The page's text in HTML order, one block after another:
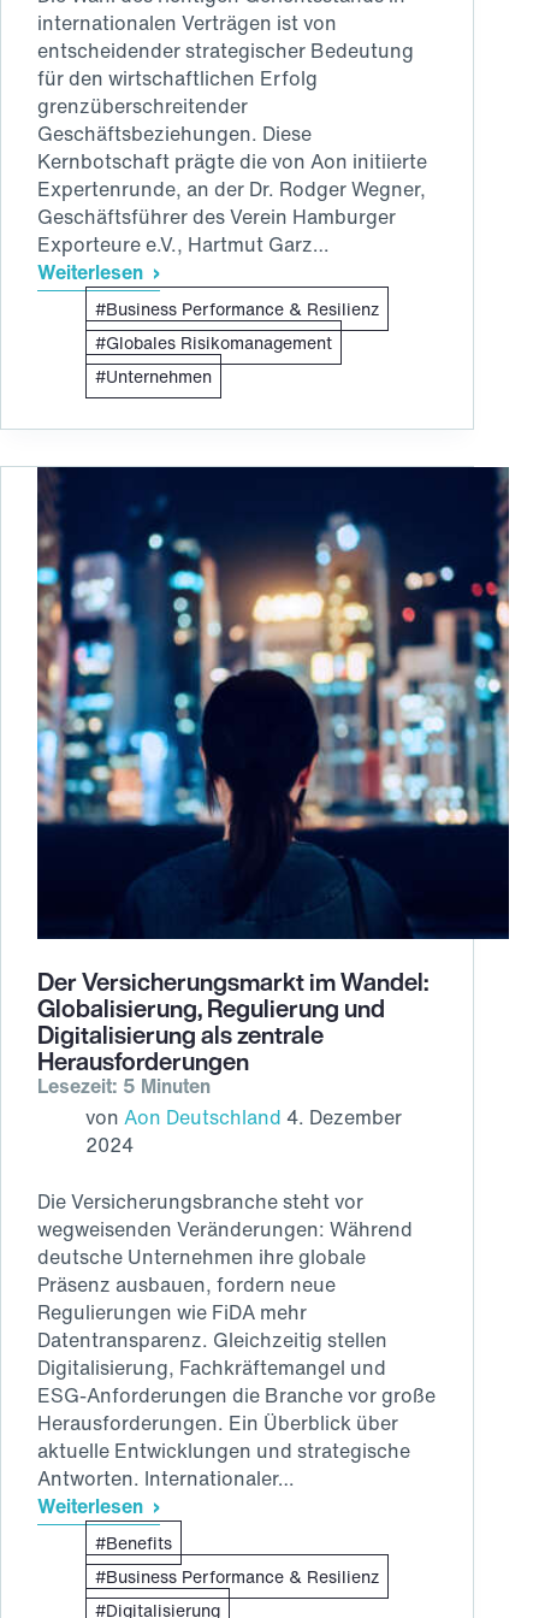
internationalen Verträgen ist von
entscheidender strategischer Bedeutung
für den wirtschaftlichen Erfolg
grenzüberschreitender
Geschäftsbeziehungen. Diese
Kernbotschaft prägte die von Aon initiierte
Expertenrunde, an der Dr. Rodger Wegner,
Geschäftsführer des Verein Hamburger
Exporteure e.V., Hartmut Garz…
Weiterlesen
Global
handeln,
absichern:
Rechtssicherheit
in
Geschäften
Business Performance & Resilienz
Globales Risikomanagement
Unternehmen
Der Versicherungsmarkt im Wandel:
Globalisierung, Regulierung und
Digitalisierung als zentrale
Herausforderungen
Lesezeit: 5 Minuten
von Aon Deutschland 4. Dezember
2024
Die Versicherungsbranche steht vor
wegweisenden Veränderungen: Während
deutsche Unternehmen ihre globale
Präsenz ausbauen, fordern neue
Regulierungen wie FiDA mehr
Datentransparenz. Gleichzeitig stellen
Digitalisierung, Fachkräftemangel und
ESG-Anforderungen die Branche vor große
Herausforderungen. Ein Überblick über
aktuelle Entwicklungen und strategische
Antworten. Internationaler…
Weiterlesen
Der
Versicherungsmarkt
Wandel:
Benefits
Business Performance & Resilienz
Digitalisierung